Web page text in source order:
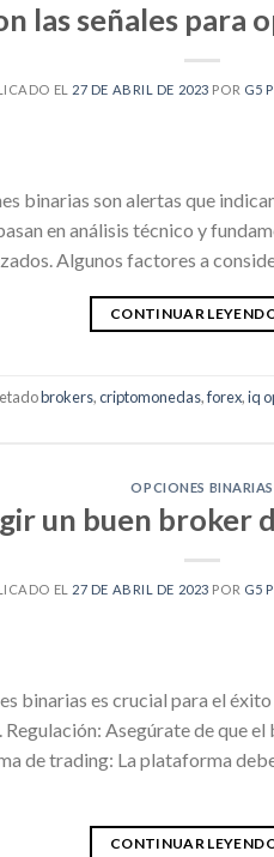
las señales para
EL 27 DE ABRIL DE 2023 POR G5
binarias son alertas que
en análisis técnico y
Algunos factores a
CONTINUAR
brokers,criptomonedas,forex,iq
OPCIONES BINARIAS
un buen broker
EL 27 DE ABRIL DE 2023 POR G5
binarias es crucial para el
Asegúrate de que
de trading: La plataforma
CONTINUAR